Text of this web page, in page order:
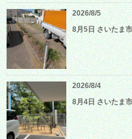
2026/8/5
8月5日 さいたま
2026/8/4
8月4日 さいたま